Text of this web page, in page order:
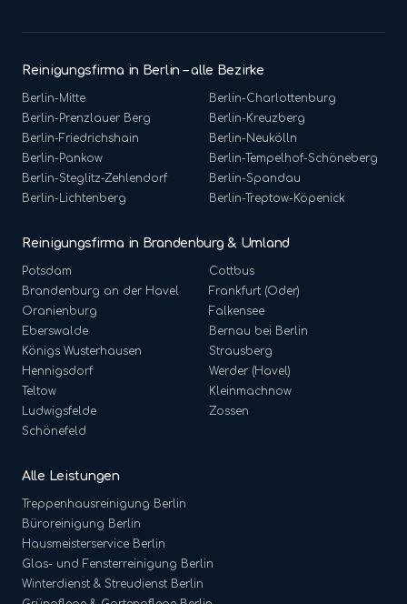
Reinigungsfirma in Berlin – alle Bezirke
Berlin-Mitte Berlin-Charlottenburg
Berlin-Prenzlauer Berg Berlin-Kreuzberg
Berlin-Friedrichshain Berlin-Neukölln
Berlin-Pankow Berlin- Tempelhof-Schöneberg
Berlin-Steglitz-Zehlendorf Berlin-Spandau
Berlin- Lichtenberg Berlin- Treptow-Köpenick
Reinigungsfirma in Brandenburg & Umland
Potsdam
Cottbus
Brandenburg an der Havel
Frankfurt (Oder)
Oranienburg
Falkensee
Eberswalde
Bernau bei Berlin
Königs Wusterhausen
Strausberg
Hennigsdorf
Werder (Havel)
Teltow
Kleinmachnow
Ludwigsfelde
Zossen
Schönefeld
Alle Leistungen
Treppenhausreinigung Berlin
Büroreinigung Berlin
Hausmeisterservice Berlin
Glas- und Fensterreinigung Berlin
Winterdienst & Streudienst Berlin